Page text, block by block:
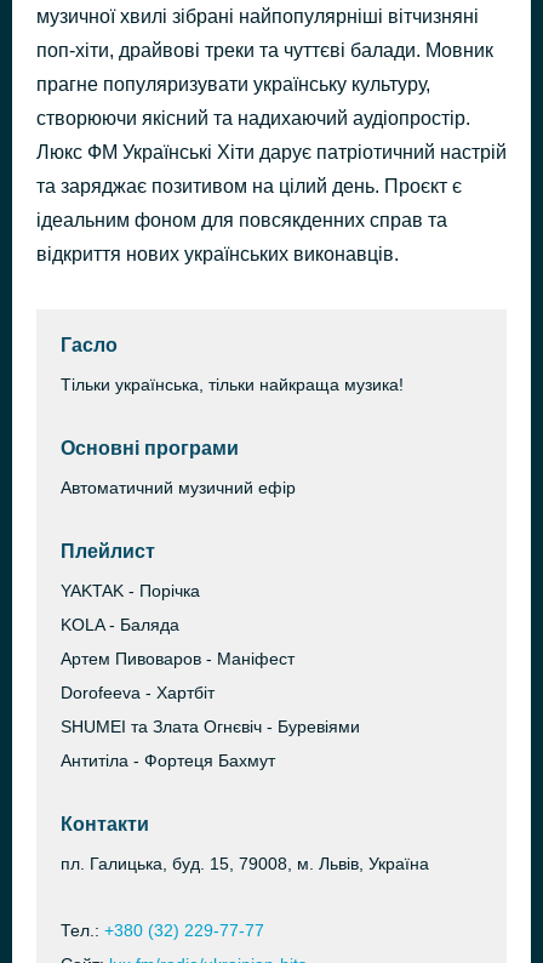
Ау ау
Sasha Norova & Adam
41 хвилину тому
Дівчина
Averin & Chursanov
музичної хвилі зібрані найпопулярніші вітчизняні
поп-хіти, драйвові треки та чуттєві балади. Мовник
прагне популяризувати українську культуру,
створюючи якісний та надихаючий аудіопростір.
Люкс ФМ Українські Хіти дарує патріотичний настрій
та заряджає позитивом на цілий день. Проєкт є
ідеальним фоном для повсякденних справ та
відкриття нових українських виконавців.
Гасло
Тільки українська, тільки найкраща музика!
Основні програми
Автоматичний музичний ефір
Плейлист
YAKTAK - Порічка
KOLA - Баляда
Артем Пивоваров - Маніфест
Dorofeeva - Хартбіт
SHUMEI та Злата Огнєвіч - Буревіями
Антитіла - Фортеця Бахмут
Контакти
пл. Галицька, буд. 15, 79008, м. Львів, Україна
Тел.: +380 (32) 229-77-77